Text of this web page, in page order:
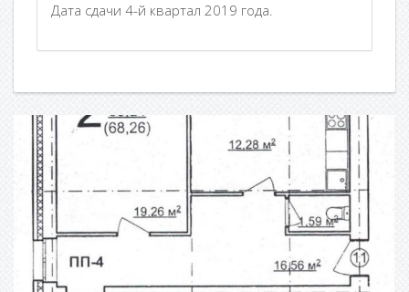
Дата сдачи 4-й квартал 2019 года.